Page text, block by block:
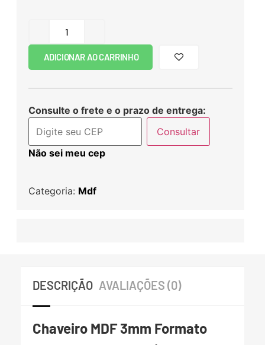
ADICIONAR AO CARRINHO
Consulte o frete e o prazo de entrega:
Consultar
Não sei meu cep
Categoria: Mdf
DESCRIÇÃO AVALIAÇÕES (0)
Chaveiro MDF 3mm Formato